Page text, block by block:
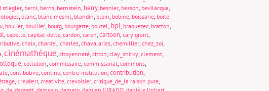
stiegler, berni, berns, bernstein, berry, besnier, besson, bevilacqua,
, blanc, blanc-mesnil, blandin, bloin, bobine, boissarie, boite
, boulier, boullier, bourg, bourgatte, bouzel, bpi, braouezec, bratton,
, capelle, capital-dette, cardon, caron,cartoon, cary grant,
, chaix, chardel, charles, chavalarias, chemillier, chez_soi,
,cinémathèque, citoyenneté, citton, clay_shirky, clement,
, collution, commissaire, commissariat, commons,
, contibutive, continu, contre-institution,contribution,
,createrr, creativite, crevoisier, critique_de_la raison pure,